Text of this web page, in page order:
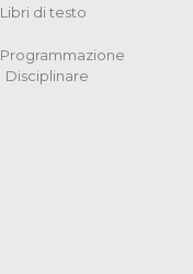
Libri di testo
Programmazione
Disciplinare